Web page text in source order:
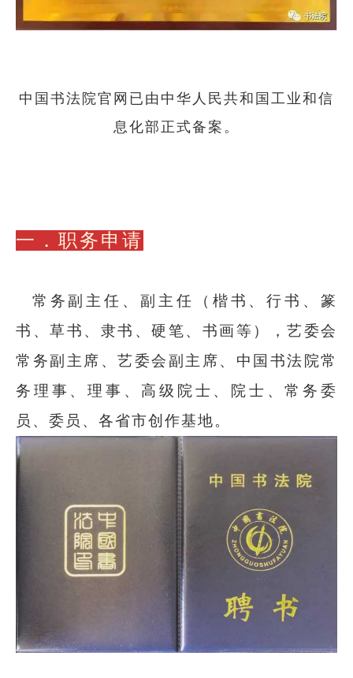
中国书法院官网已由中华人民共和国工业和信
息化部正式备案。
一．职务申请
常务副主任、副主任（楷书、行书、篆
书、草书、隶书、硬笔、书画等），艺委会
常务副主席、艺委会副主席、中国书法院常
务理事、理事、高级院士、院士、常务委
员、委员、各省市创作基地。